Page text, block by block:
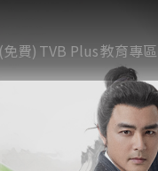
費) TVB Plus教育專區